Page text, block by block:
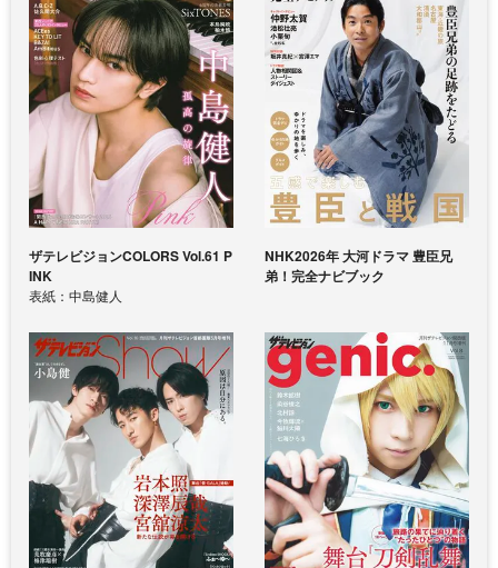
ザテレビジョンCOLORS Vol.61 P
INK
表紙：中島健人
NHK2026年 大河ドラマ 豊臣兄
弟！完全ナビブック